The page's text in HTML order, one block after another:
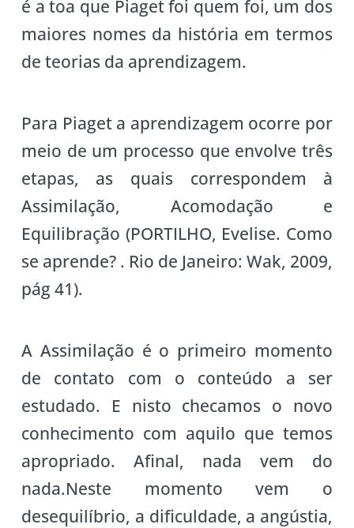
é a toa que Piaget foi quem foi, um dos
maiores nomes da história em termos
de teorias da aprendizagem.
Para Piaget a aprendizagem ocorre por
meio de um processo que envolve três
etapas, as quais correspondem à
Assimilação, Acomodação e
Equilibração (PORTILHO, Evelise. Como
se aprende? . Rio de Janeiro: Wak, 2009,
pág 41).
A Assimilação é o primeiro momento
de contato com o conteúdo a ser
estudado. E nisto checamos o novo
conhecimento com aquilo que temos
apropriado. Afinal, nada vem do
nada.Neste momento vem o
desequilíbrio, a dificuldade, a angústia,